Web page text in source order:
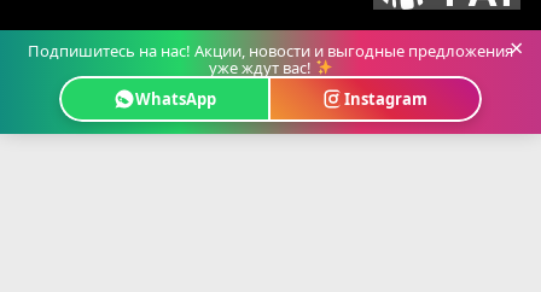
Подпишитесь на нас! Акции, новости и выгодные предложения
уже ждут вас!
WhatsApp
Instagram
×